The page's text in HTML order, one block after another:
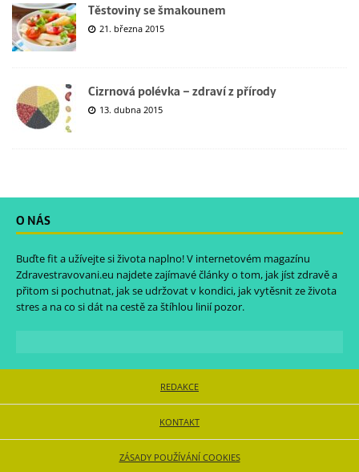
Těstoviny se šmakounem
21. března 2015
Cizrnová polévka – zdraví z přírody
13. dubna 2015
O NÁS
Buďte fit a užívejte si života naplno! V internetovém magazínu
Zdravestravovani.eu najdete zajímavé články o tom, jak jíst zdravě a
přitom si pochutnat, jak se udržovat v kondici, jak vytěsnit ze života
stres a na co si dát na cestě za štíhlou linií pozor.
REDAKCE
KONTAKT
ZÁSADY POUŽÍVÁNÍ COOKIES